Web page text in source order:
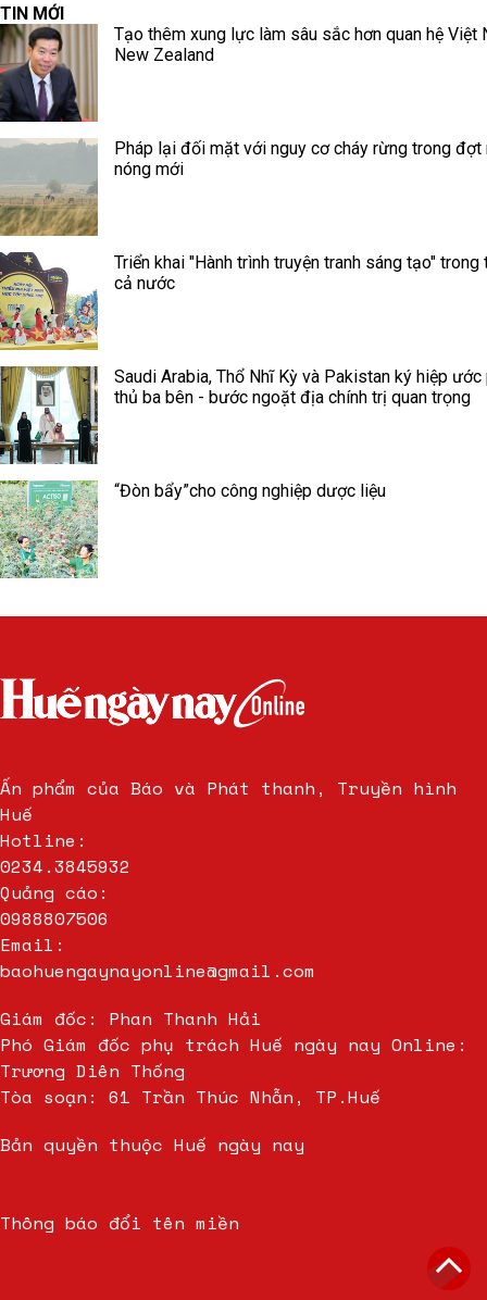
TIN MỚI
Tạo thêm xung lực làm sâu sắc hơn quan hệ Việt
New Zealand
Pháp lại đối mặt với nguy cơ cháy rừng trong đợt
nóng mới
Triển khai "Hành trình truyện tranh sáng tạo" trong
cả nước
Saudi Arabia, Thổ Nhĩ Kỳ và Pakistan ký hiệp ước
thủ ba bên - bước ngoặt địa chính trị quan trọng
“Đòn bẩy”cho công nghiệp dược liệu
Ấn phẩm của Báo và Phát thanh, Truyền hình
Huế
Hotline:
0234.3845932
Quảng cáo:
0988807506
Email:
baohuengaynayonline@gmail.com
Giám đốc: Phan Thanh Hải
Phó Giám đốc phụ trách Huế ngày nay Online:
Trương Diên Thống
Tòa soạn: 61 Trần Thúc Nhẫn, TP.Huế
Bản quyền thuộc Huế ngày nay
Thông báo đổi tên miền